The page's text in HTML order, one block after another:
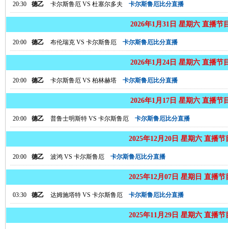
20:30 德乙 卡尔斯鲁厄 VS 杜塞尔多夫 卡尔斯鲁厄比分直播
2026年1月31日 星期六 直播节
20:00 德乙 布伦瑞克 VS 卡尔斯鲁厄 卡尔斯鲁厄比分直播
2026年1月24日 星期六 直播节
20:00 德乙 卡尔斯鲁厄 VS 柏林赫塔 卡尔斯鲁厄比分直播
2026年1月17日 星期六 直播节
20:00 德乙 普鲁士明斯特 VS 卡尔斯鲁厄 卡尔斯鲁厄比分直播
2025年12月20日 星期六 直播节
20:00 德乙 波鸿 VS 卡尔斯鲁厄 卡尔斯鲁厄比分直播
2025年12月07日 星期日 直播节
03:30 德乙 达姆施塔特 VS 卡尔斯鲁厄 卡尔斯鲁厄比分直播
2025年11月29日 星期六 直播节